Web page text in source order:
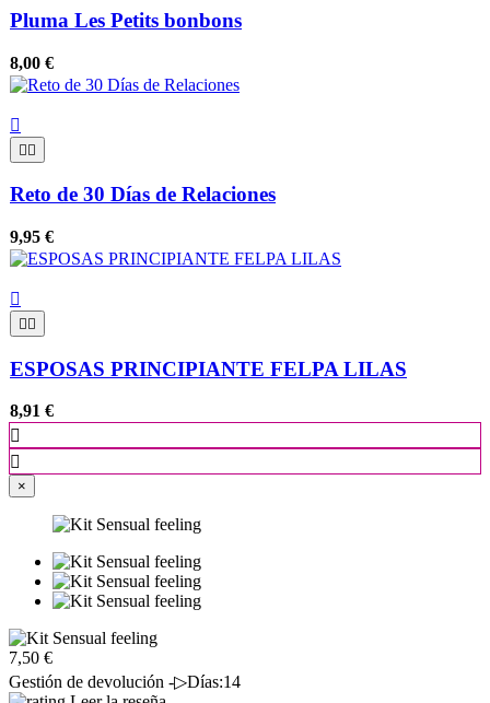
Pluma Les Petits bonbons
8,00 €


Reto de 30 Días de Relaciones
9,95 €

 
ESPOSAS PRINCIPIANTE FELPA LILAS
8,91 €


×
7,50 €
Gestión de devolución -▷Días:14